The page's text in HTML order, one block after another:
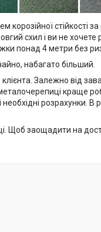
стійкості
схил і ви не
понад 4 метри без
набагато більший.
Залежно від
краще
розрахунки. В
Щоб заощадити на